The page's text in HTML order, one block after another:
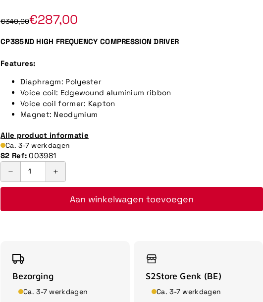
€340,00€287,00
CP385ND HIGH FREQUENCY COMPRESSION DRIVER
Features:
Diaphragm: Polyester
Voice coil: Edgewound aluminium ribbon
Voice coil former: Kapton
Magnet: Neodymium
Alle product informatie
Ca. 3-7 werkdagen
S2 Ref: 003981
Aan winkelwagen toevoegen
Bezorging
Ca. 3-7 werkdagen
S2Store Genk (BE)
Ca. 3-7 werkdagen